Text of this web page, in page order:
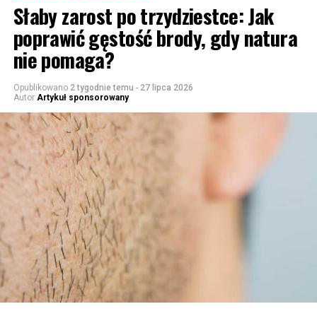
Słaby zarost po trzydziestce: Jak
poprawić gęstość brody, gdy natura
nie pomaga?
Opublikowano 2 tygodnie temu - 27 lipca 2026
Autor Artykuł sponsorowany